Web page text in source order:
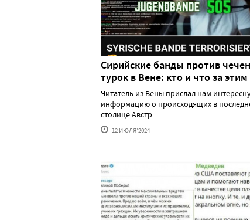
Сирийские банды против
турок в Вене: кто и что за этим
Читатель из Вены прислал нам
информацию о происходящих в
столице Австр......
12 ИЮЛЯ'2024